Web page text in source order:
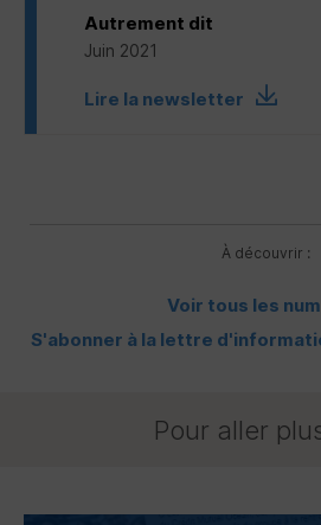
Autrement dit
Juin 2021
Lire la newsletter
À découvrir :
Voir tous les
S'abonner à la lettre
Pour aller